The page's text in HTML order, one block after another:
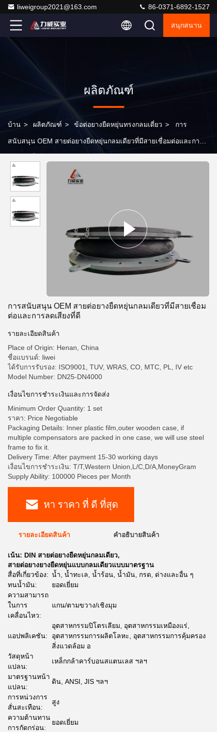
liweigroup2021@163.com 86-0371-6892-1527
สนุกสนาน
ผลิตภัณฑ์
บ้าน > ผลิตภัณฑ์ > ข้อต่อยางยืดหยุ่นทรงกลมเดี่ยว > การ
สนับสนุน OEM สายต่อยางยืดหยุ่นกลมเดียวที่มีสายเชื่อมต่อและการ
การสนับสนุน OEM สายต่อยางยืดหยุ่นกลมเดียวที่มีสายเชื่อม
ต่อและการลดเสียงที่ดี
รายละเอียดสินค้า
Place of Origin: Henan, China
ชื่อแบรนด์: liwei
ได้รับการรับรอง: ISO9001, TUV, WRAS, CO, MTC, PL, IV etc
Model Number: DN25-DN4000
เงื่อนไขการชําระเงินและการจัดส่ง
Minimum Order Quantity: 1 set
ราคา: Price Negotiable
Packaging Details: Inner plastic film,outer wooden case, if
multiple compensators are packed in one case, we will use steel
frame to fix it.
Delivery Time: After payment 15-30 working days
เงื่อนไขการชำระเงิน: T/T,Western Union,L/C,D/A,MoneyGram
Supply Ability: 100000 Pieces per Month
หา ราคา ที่ ดี ที่สุด
รายละเอียดสินค้า คําอธิบายสินค้า
เน้น: DIN สายต่อยางยืดหยุ่นกลมเดียว,
สายต่อยางยางยืดหยุ่นแบบกลมเดียวแบบมาตรฐาน
สื่อที่เกี่ยวข้อง: น้ำ, น้ำทะเล, น้ำร้อน, น้ำมัน, กรด, ด่างและอื่น ๆ
ทนน้ำมัน:
ยอดเยี่ยม
ความสามารถ
ในการ
เคลื่อนไหว:
แกน/ตามขวาง/เชิงมุม
แอปพลิเคชัน:
อุตสาหกรรมปิโตรเลียม, อุตสาหกรรมเหมืองแร่,
อุตสาหกรรมการผลิตโลหะ, อุตสาหกรรมการคุ้มครอง
สิ่งแวดล้อม อ
วัสดุหน้า
แปลน:
เหล็กกล้าคาร์บอนสแตนเลส ฯลฯ
มาตรฐานหน้า
แปลน:
ดิน, ANSI, JIS ฯลฯ
การหน่วงการ
สั่นสะเทือน:
สูง
ความต้านทาน
การกัดกร่อน:
ยอดเยี่ยม